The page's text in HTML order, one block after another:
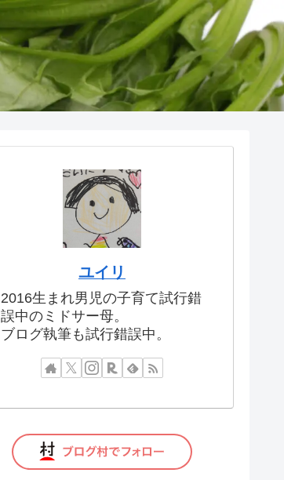
ユイリ
2016生まれ男児の子育て試行錯
誤中のミドサー母。
ブログ執筆も試行錯誤中。